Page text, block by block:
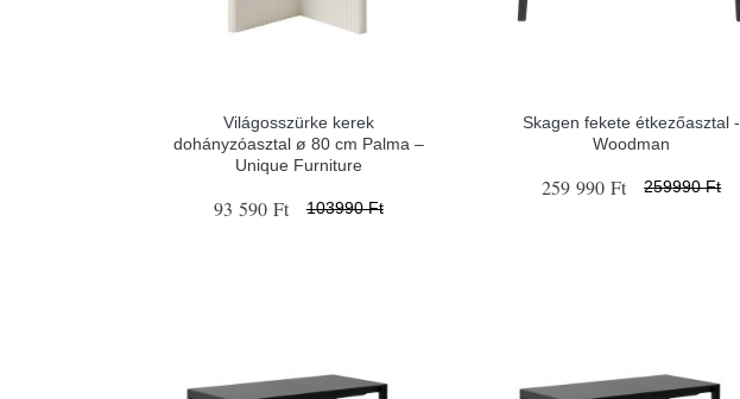
Világosszürke kerek
dohányzóasztal ø 80 cm Palma –
Unique Furniture
93 590 Ft 103990 Ft
Skagen fekete étkezőasztal -
Woodman
259 990 Ft 259990 Ft